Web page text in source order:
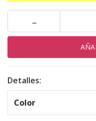
-
Detalles:
Color